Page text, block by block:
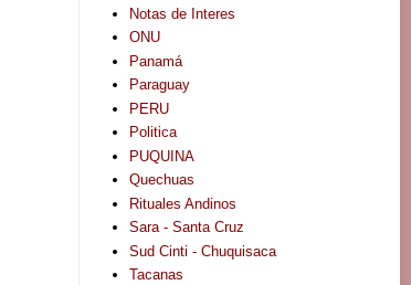
Notas de Interes
ONU
Panamá
Paraguay
PERU
Politica
PUQUINA
Quechuas
Rituales Andinos
Sara - Santa Cruz
Sud Cinti - Chuquisaca
Tacanas